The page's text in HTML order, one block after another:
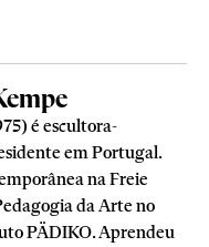
é escultora-
em Portugal.
na Freie
da Arte no
PÄDIKO. Aprendeu